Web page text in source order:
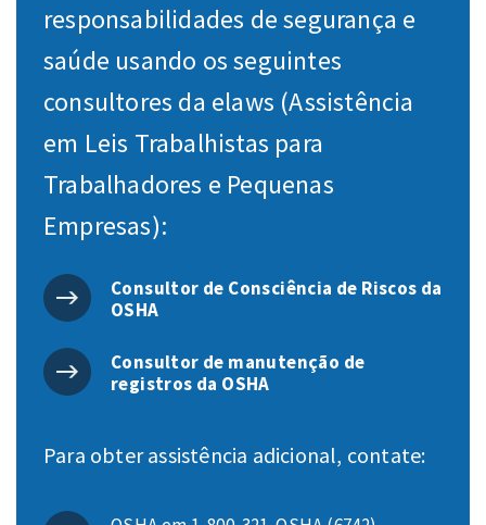
responsabilidades de segurança e
saúde usando os seguintes
consultores da elaws (Assistência
em Leis Trabalhistas para
Trabalhadores e Pequenas
Empresas):
Consultor de Consciência de Riscos da
OSHA
Consultor de manutenção de
registros da OSHA
Para obter assistência adicional, contate: